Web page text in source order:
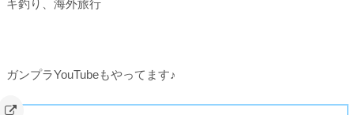
キ釣り、海外旅行
ガンプラYouTubeもやってます♪